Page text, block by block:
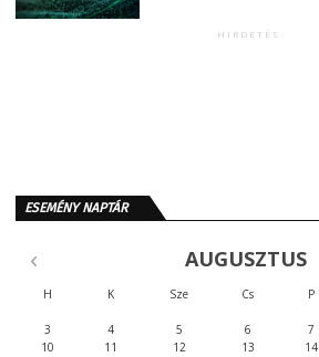
HIRDETÉS
ESEMÉNY NAPTÁR
AUGUSZTUS
H K Sze Cs P
3
4 5 6 7
10
11 12 13 14